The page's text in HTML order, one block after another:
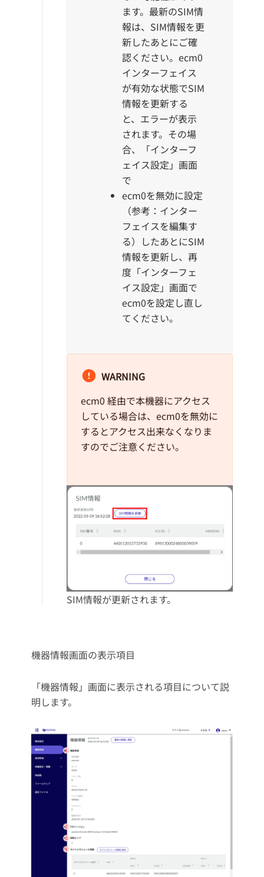
ます。最新のSIM情
報は、SIM情報を更
新したあとにご確
認ください。ecm0
インターフェイス
が有効な状態でSIM
情報を更新する
と、エラーが表示
されます。その場
合、「インターフ
ェイス設定」画面
で
ecm0を無効に設定
（参考：インター
フェイスを編集す
る）したあとにSIM
情報を更新し、再
度「インターフェ
イス設定」画面で
ecm0を設定し直し
てください。
WARNING
ecm0 経由で本機器にアクセス
している場合は、ecm0を無効に
するとアクセス出来なくなりま
すのでご注意ください。
SIM情報が更新されます。
機器情報画面の表示項目
「機器情報」画面に表示される項目について説
明します。